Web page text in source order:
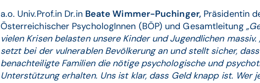
a.o. Univ.Prof.in Dr.in Beate Wimmer-Puchinger,Präsidentin
Österreichischer PsychologInnen (BÖP) und Gesamtleitung
vielen Krisen belasten unsere Kinder und Jugendlichen massiv.
setzt bei der vulnerablen Bevölkerung an und stellt sicher,
benachteiligte Familien die nötige psychologische und
Unterstützung erhalten. Uns ist klar, dass Geld knapp ist. Wer